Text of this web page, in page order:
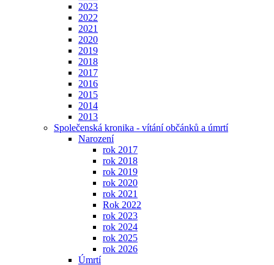
2023
2022
2021
2020
2019
2018
2017
2016
2015
2014
2013
Společenská kronika - vítání občánků a úmrtí
Narození
rok 2017
rok 2018
rok 2019
rok 2020
rok 2021
Rok 2022
rok 2023
rok 2024
rok 2025
rok 2026
Úmrtí